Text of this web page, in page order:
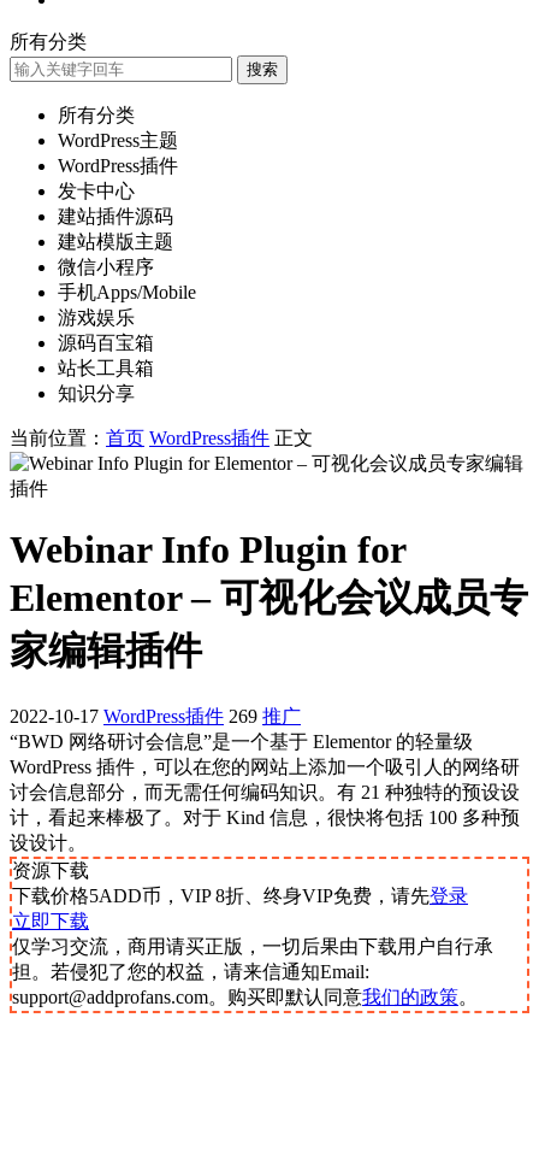
所有分类
搜索
所有分类
WordPress主题
WordPress插件
发卡中心
建站插件源码
建站模版主题
微信小程序
手机Apps/Mobile
游戏娱乐
源码百宝箱
站长工具箱
知识分享
当前位置： 首页 WordPress插件 正文
Webinar Info Plugin for
Elementor – 可视化会议成员专
家编辑插件
2022-10-17 WordPress插件 269 推广
“BWD 网络研讨会信息”是一个基于 Elementor 的轻量级
WordPress 插件，可以在您的网站上添加一个吸引人的网络研
讨会信息部分，而无需任何编码知识。有 21 种独特的预设设
计，看起来棒极了。对于 Kind 信息，很快将包括 100 多种预
设设计。
资源下载
下载价格5ADD币，VIP 8折、终身VIP免费，请先登录
立即下载
仅学习交流，商用请买正版，一切后果由下载用户自行承
担。若侵犯了您的权益，请来信通知Email:
support@addprofans.com。购买即默认同意我们的政策。